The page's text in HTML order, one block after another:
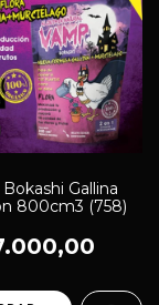
Gallina
800cm3 (758)